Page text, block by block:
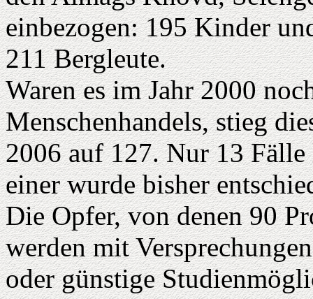
einbezogen: 195 Kinder
211 Bergleute.
Waren es im Jahr 2000
Menschenhandels, stieg
2006 auf 127. Nur 13
einer wurde bisher
Die Opfer, von denen 90
werden mit
oder günstige